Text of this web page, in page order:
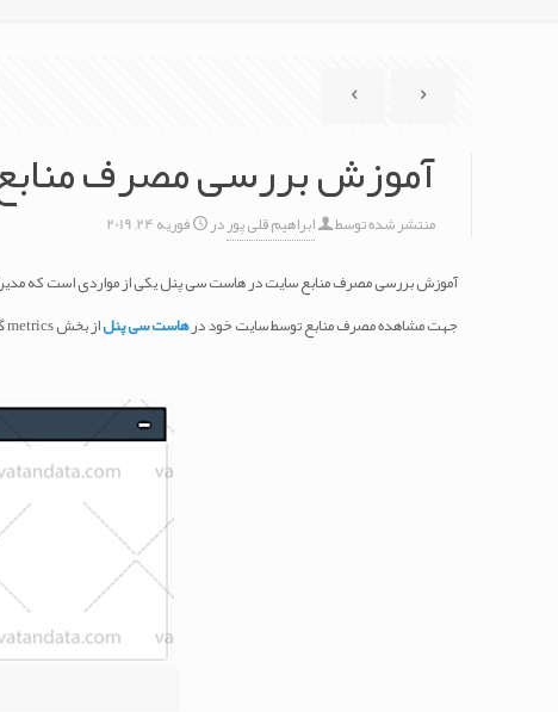
آموزش بررسی مصرف
منتشر شده توسط ابراهیم قلی پوردر فوریه 24, 2019
آموزش بررسی مصرف منابع سایت در هاست سی پنل یکی از مواردی است که
جهت مشاهده مصرف منابع توسط سایت خود درهاست سی پنلاز بخش metrics گزینه CPU and Concurrent Connection Usage را کلیک نمایید .